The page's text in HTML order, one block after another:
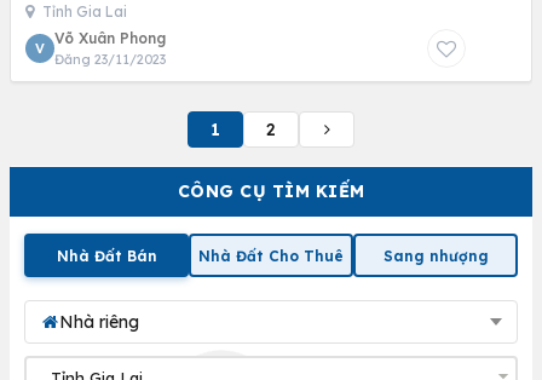
CÔNG CỤ TÌM KIẾM
Nhà Đất Bán Nhà Đất Cho Thuê Sang nhượng
Nhà riêng
Tỉnh Gia Lai
V
Võ Xuân Phong
Đăng 23/11/2023
1 2